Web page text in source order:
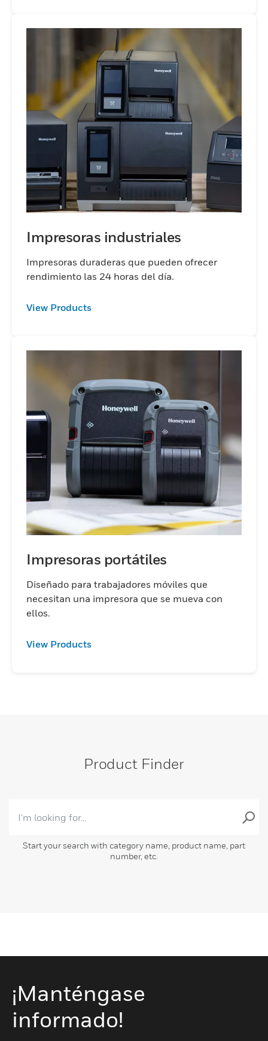
Impresoras industriales
Impresoras duraderas que pueden ofrecer
rendimiento las 24 horas del día.
View Products
Impresoras portátiles
Diseñado para trabajadores móviles que
necesitan una impresora que se mueva con
ellos.
View Products
Product Finder
Start your search with category name, product name, part
number, etc.
¡Manténgase
informado!